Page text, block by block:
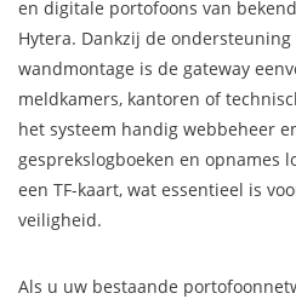
en digitale portofoons van
Hytera. Dankzij de
wandmontage is de gateway
meldkamers, kantoren of
het systeem handig webbeheer
gesprekslogboeken en opnames
een TF-kaart, wat essentieel is
veiligheid.
Als u uw bestaande